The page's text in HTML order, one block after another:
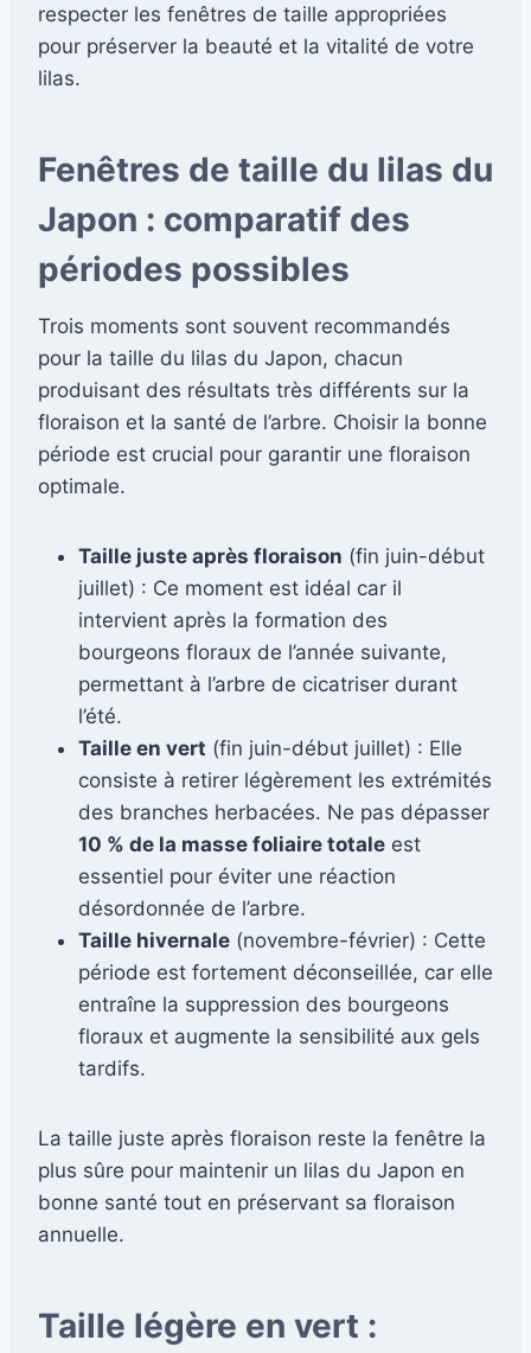
respecter les fenêtres de taille appropriées
pour préserver la beauté et la vitalité de votre
lilas.
Fenêtres de taille du lilas du
Japon : comparatif des
périodes possibles
Trois moments sont souvent recommandés
pour la taille du lilas du Japon, chacun
produisant des résultats très différents sur la
floraison et la santé de l’arbre. Choisir la bonne
période est crucial pour garantir une floraison
optimale.
Taille juste après floraison (fin juin-début
juillet) : Ce moment est idéal car il
intervient après la formation des
bourgeons floraux de l’année suivante,
permettant à l’arbre de cicatriser durant
l’été.
Taille en vert (fin juin-début juillet) : Elle
consiste à retirer légèrement les extrémités
des branches herbacées. Ne pas dépasser
10 % de la masse foliaire totale est
essentiel pour éviter une réaction
désordonnée de l’arbre.
Taille hivernale (novembre-février) : Cette
période est fortement déconseillée, car elle
entraîne la suppression des bourgeons
floraux et augmente la sensibilité aux gels
tardifs.
La taille juste après floraison reste la fenêtre la
plus sûre pour maintenir un lilas du Japon en
bonne santé tout en préservant sa floraison
annuelle.
Taille légère en vert :